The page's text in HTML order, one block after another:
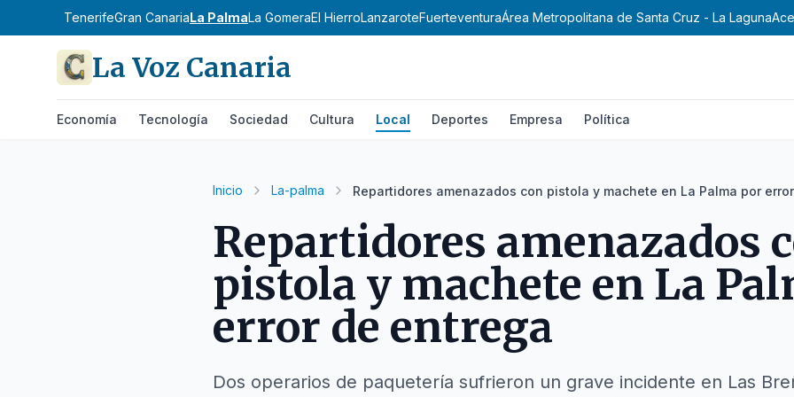
TenerifeGran CanariaLa PalmaLa GomeraEl HierroLanzaroteFuerteventuraÁrea Metropolitana de Santa Cruz - La Laguna
La Voz Canaria
Economía Tecnología Sociedad Cultura Local Deportes Empresa Política
Inicio La-palma Repartidores amenazados con pistola y machete en La Palma por
Repartidores amenazados
pistola y machete en La
error de entrega
Dos operarios de paquetería sufrieron un grave incidente en Las